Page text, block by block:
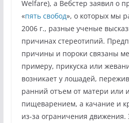
Welfare), а Вебстер заявил о
«пять свобод», о которых мы
2006 г., разные ученые
причинах стереотипий.
причины и пороки связаны
примеру, прикуска или
возникает у лошадей,
ранний отъем от матери
пищеварением, а качание и
из-за ограничения